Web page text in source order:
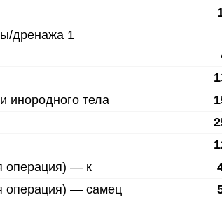
дренажа 1
инородного тела
операция) — к
операция) — самец